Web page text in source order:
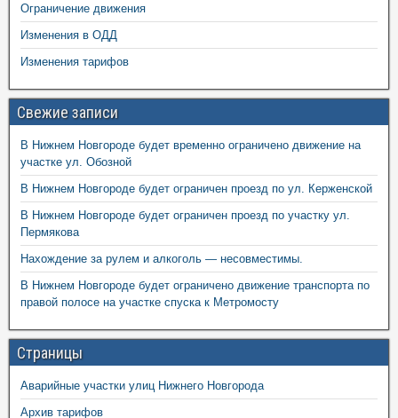
Ограничение движения
Изменения в ОДД
Изменения тарифов
Свежие записи
В Нижнем Новгороде будет временно ограничено движение на
участке ул. Обозной
В Нижнем Новгороде будет ограничен проезд по ул. Керженской
В Нижнем Новгороде будет ограничен проезд по участку ул.
Пермякова
Нахождение за рулем и алкоголь — несовместимы.
В Нижнем Новгороде будет ограничено движение транспорта по
правой полосе на участке спуска к Метромосту
Страницы
Аварийные участки улиц Нижнего Новгорода
Архив тарифов